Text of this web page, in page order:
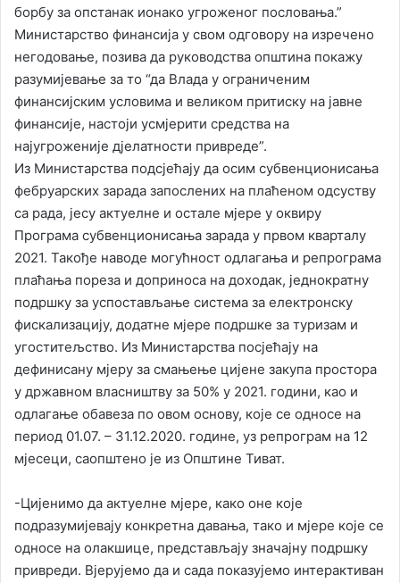
борбу за опстанак ионако угроженог пословања.”
Министарство финансија у свом одговору на изречено
негодовање, позива да руководства општина покажу
разумијевање за то “да Влада у ограниченим
финансијским условима и великом притиску на јавне
финансије, настоји усмјерити средства на
најугроженије дјелатности привреде”.
Из Министарства подсјећају да осим субвенционисања
фебруарских зарада запослених на плаћеном одсуству
са рада, јесу актуелне и остале мјере у оквиру
Програма субвенционисања зарада у првом кварталу
2021. Такође наводе могућност одлагања и репрограма
плаћања пореза и доприноса на доходак, једнократну
подршку за успостављање система за електронску
фискализацију, додатне мјере подршке за туризам и
угоститељство. Из Министарства посјећају на
дефинисану мјеру за смањење цијене закупа простора
у државном власништву за 50% у 2021. години, као и
одлагање обавеза по овом основу, које се односе на
период 01.07. – 31.12.2020. године, уз репрограм на 12
мјесеци, саопштено је из Општине Тиват.
-Цијенимо да актуелне мјере, како оне које
подразумијевају конкретна давања, тако и мјере које се
односе на олакшице, представљају значајну подршку
привреди. Вјерујемо да и сада показујемо интерактиван